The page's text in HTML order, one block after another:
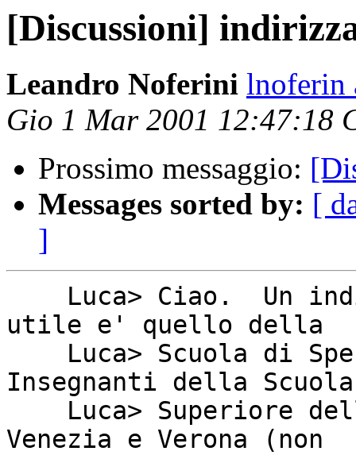
[Discussioni]
Leandro Noferini lnoferin
Gio 1 Mar 2001 12:47:18
Prossimo messaggio:
Messages sorted by: [
]
utile e' quello della
Insegnanti della Scuola
Venezia e Verona (non